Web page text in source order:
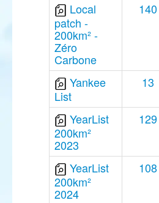
Local
patch -
200km² -
Zéro
Carbone
140
Yankee
List
13
YearList
200km²
2023
129
YearList
200km²
2024
108